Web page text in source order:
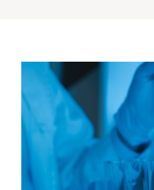
Formación Continua
Estudiantes
Académicos
Funcionarios